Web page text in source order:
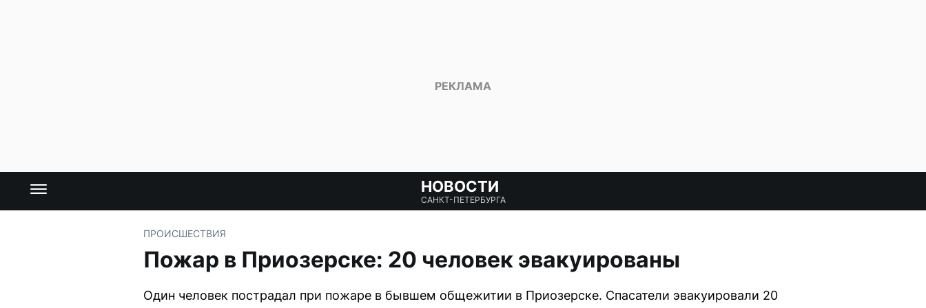
НОВОСТИ
САНКТ-ПЕТЕРБУРГА
ПРОИСШЕСТВИЯ
Пожар в Приозерске: 20 человек эвакуированы
Один человек пострадал при пожаре в бывшем общежитии в Приозерске. Спасатели эвакуировали 20